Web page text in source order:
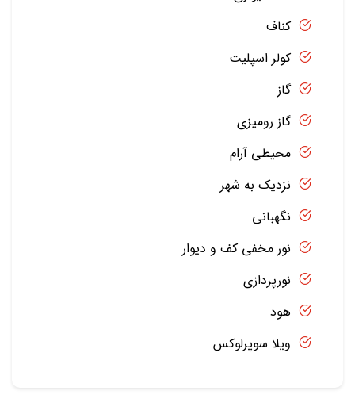
کناف
کولر اسپلیت
گاز
گاز رومیزی
محیطی آرام
نزدیک به شهر
نگهبانی
نور مخفی کف و دیوار
نورپردازی
هود
ویلا سوپرلوکس